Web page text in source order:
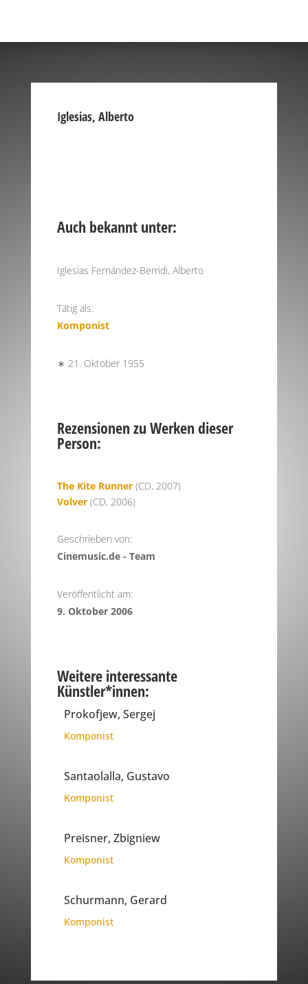
Iglesias, Alberto
Auch bekannt unter:
Iglesias Fernández-Berridi, Alberto
Tätig als:
Komponist
∗ 21. Oktober 1955
Rezensionen zu Werken dieser
Person:
The Kite Runner(CD, 2007)
Volver(CD, 2006)
Geschrieben von:
Cinemusic.de - Team
Veröffentlicht am:
9. Oktober 2006
Weitere interessante
Künstler*innen:
Prokofjew, Sergej
Komponist
Santaolalla, Gustavo
Komponist
Preisner, Zbigniew
Komponist
Schurmann, Gerard
Komponist